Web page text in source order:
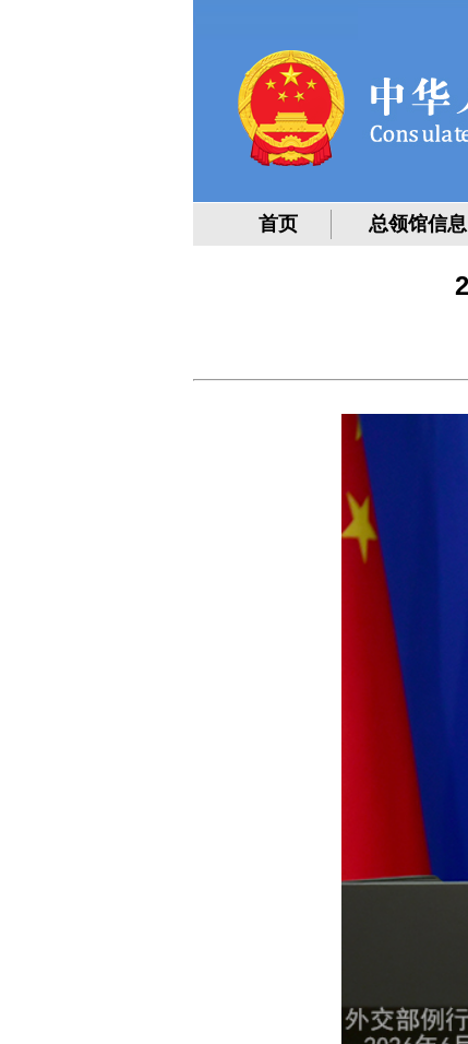
首页 总领馆信息